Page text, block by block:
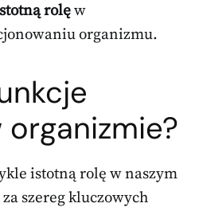
rolęw
organizmu.
istotną rolę w naszym
szereg kluczowych